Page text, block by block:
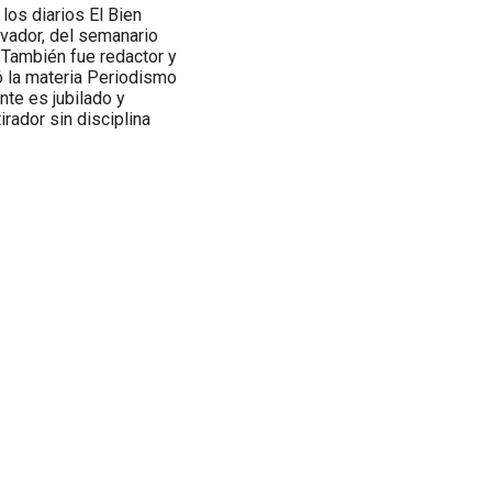
diarios El Bien
del semanario
fue redactor y
la materia Periodismo
es jubilado y
sin disciplina